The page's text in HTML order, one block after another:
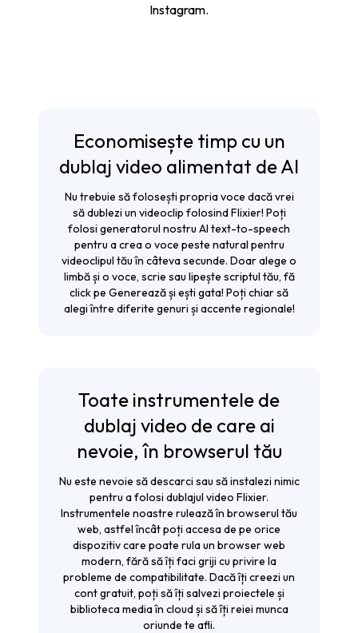
Instagram.
Economisește timp cu un
dublaj video alimentat de AI
Nu trebuie să folosești propria voce dacă vrei
să dublezi un videoclip folosind Flixier! Poți
folosi generatorul nostru AI text-to-speech
pentru a crea o voce peste natural pentru
videoclipul tău în câteva secunde. Doar alege o
limbă și o voce, scrie sau lipește scriptul tău, fă
click pe Genereazăși ești gata! Poți chiar să
alegi între diferite genuri și accente regionale!
Toate instrumentele de
dublaj video de care ai
nevoie, în browserul tău
Nu este nevoie să descarci sau să instalezi nimic
pentru a folosi dublajul video Flixier.
Instrumentele noastre rulează în browserul tău
web, astfel încât poți accesa de pe orice
dispozitiv care poate rula un browser web
modern, fără să îți faci griji cu privire la
probleme de compatibilitate. Dacă îți creezi un
cont gratuit, poți să îți salvezi proiectele și
biblioteca media în cloud și să îți reiei munca
oriunde te afli.